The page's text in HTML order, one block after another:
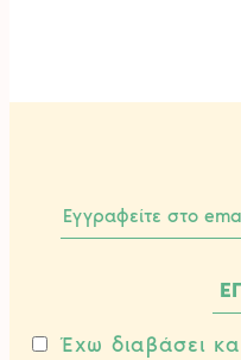
Έχω διαβάσει